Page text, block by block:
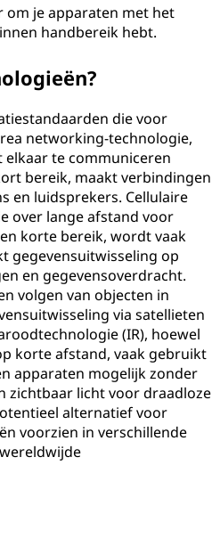
om je apparaten met het
handbereik hebt.
die voor
networking-technologie,
te communiceren
bereik, maakt verbindingen
en luidsprekers. Cellulaire
over lange afstand voor
korte bereik, wordt vaak
gegevensuitwisseling op
en gegevensoverdracht.
volgen van objecten in
via satellieten
(IR), hoewel
korte afstand, vaak gebruikt
apparaten mogelijk zonder
zichtbaar licht voor draadloze
alternatief voor
voorzien in verschillende